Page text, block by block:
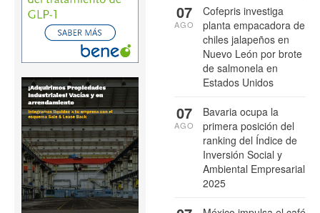
Cofepris investiga
planta empacadora de
chiles jalapeños en
Nuevo León por brote
de salmonela en
Estados Unidos
07
AGO
Bavaria ocupa la
primera posición del
ranking del Índice de
Inversión Social y
Ambiental Empresarial
2025
07
AGO